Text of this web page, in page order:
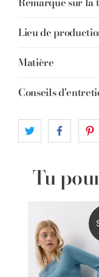
Lieu de
Matière
Conseils
Tu